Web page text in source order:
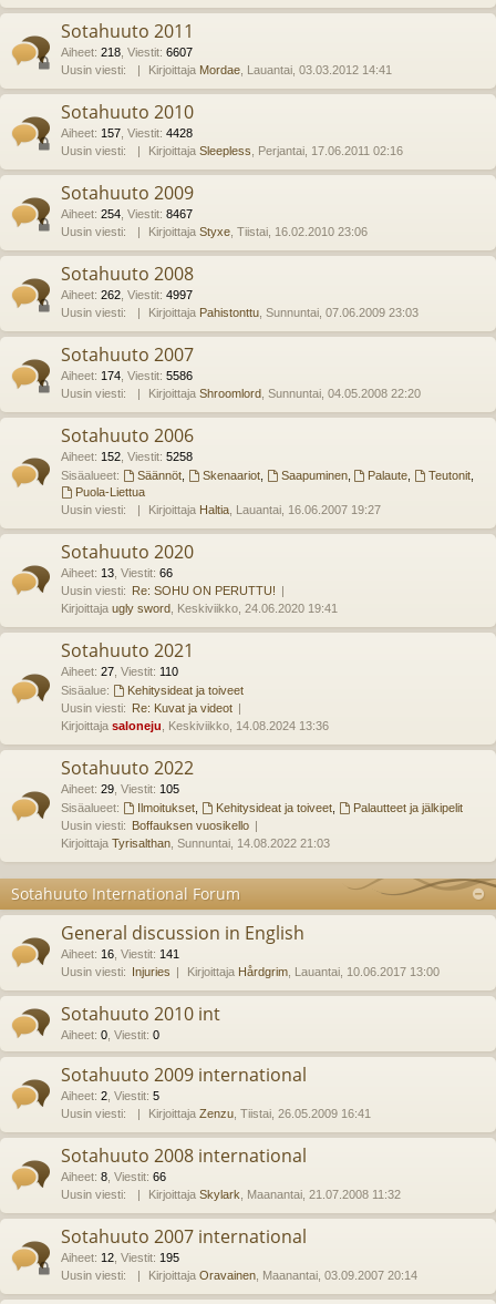
Sotahuuto 2011
Aiheet: 218 Viestit: 6607
Uusin viesti:
Kirjoittaja Mordae , Lauantai, 03.03.2012 14:41
Sotahuuto 2010
Aiheet: 157 Viestit: 4428
Uusin viesti:
Kirjoittaja Sleepless , Perjantai, 17.06.2011 02:16
Sotahuuto 2009
Aiheet: 254 Viestit: 8467
Uusin viesti:
Kirjoittaja Styxe , Tiistai, 16.02.2010 23:06
Sotahuuto 2008
Aiheet: 262 Viestit: 4997
Uusin viesti:
Kirjoittaja Pahistonttu , Sunnuntai, 07.06.2009 23:03
Sotahuuto 2007
Aiheet: 174 Viestit: 5586
Uusin viesti:
Kirjoittaja Shroomlord , Sunnuntai, 04.05.2008 22:20
Sotahuuto 2006
Aiheet: 152 Viestit: 5258
Sisäalueet:
Säännöt, Skenaariot, Saapuminen, Palaute Teutonit
Puola-Liettua
Uusin viesti:
Kirjoittaja Haltia , Lauantai, 16.06.2007 19:27
Sotahuuto 2020
Aiheet: 13 Viestit: 66
Uusin viesti: Re: SOHU ON PERUTTU!
Kirjoittaja ugly sword , Keskiviikko, 24.06.2020 19:41
Sotahuuto 2021
Aiheet: 27 Viestit: 110
Sisäalue:
Kehitysideat ja toiveet
Uusin viesti: Re: Kuvat ja videot
Kirjoittaja saloneju , Keskiviikko, 14.08.2024 13:36
Sotahuuto 2022
Aiheet: 29 Viestit: 105
Sisäalueet:
Ilmoitukset, Kehitysideat ja toiveet,
Palautteet ja jälkipelit
Uusin viesti: Boffauksen vuosikello
Kirjoittaja Tyrisalthan , Sunnuntai, 14.08.2022 21:03
Sotahuuto International Forum
General discussion in English
Aiheet: 16 Viestit: 141
Uusin viesti: Injuries Kirjoittaja Hårdgrim , Lauantai, 10.06.2017 13:00
Sotahuuto 2010 int
Aiheet: 0 Viestit: 0
Sotahuuto 2009 international
Aiheet: 2 Viestit: 5
Uusin viesti:
Kirjoittaja Zenzu , Tiistai, 26.05.2009 16:41
Sotahuuto 2008 international
Aiheet: 8 Viestit: 66
Uusin viesti:
Kirjoittaja Skylark , Maanantai, 21.07.2008 11:32
Sotahuuto 2007 international
Aiheet: 12 Viestit: 195
Uusin viesti:
Kirjoittaja Oravainen , Maanantai, 03.09.2007 20:14